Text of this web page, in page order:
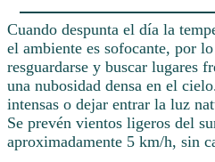
Cuando despunta el día la
el ambiente es sofocante, por
resguardarse y buscar lugares
una nubosidad densa en el
intensas o dejar entrar la luz
Se prevén vientos ligeros del
aproximadamente 5 km/h, sin